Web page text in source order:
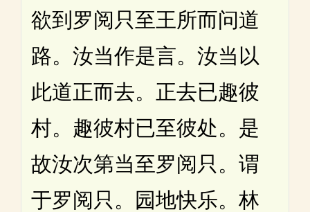
欲到罗阅只至王所而问道
路。汝当作是言。汝当以
此道正而去。正去已趣彼
村。趣彼村已至彼处。是
故汝次第当至罗阅只。谓
于罗阅只。园地快乐。林